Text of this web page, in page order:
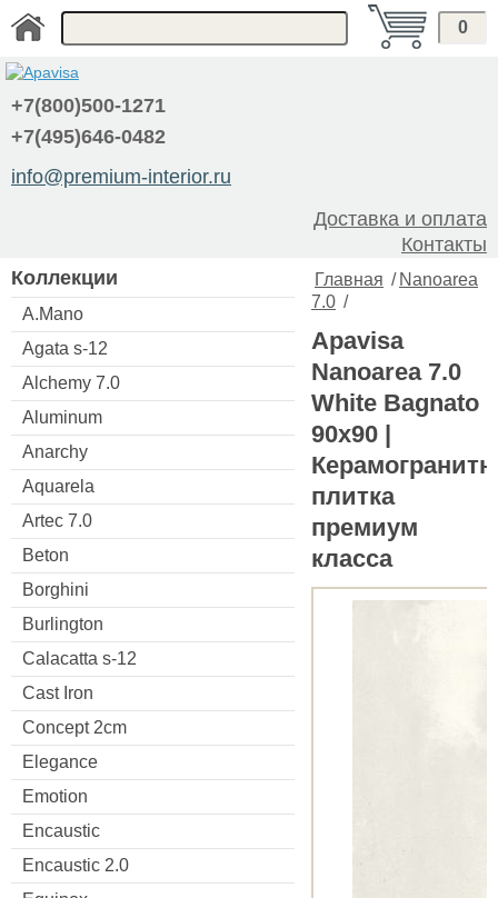
0
+7(800)500-1271
+7(495)646-0482
info@premium-interior.ru
Доставка и оплата
Контакты
Коллекции
A.Mano
Agata s-12
Alchemy 7.0
Aluminum
Anarchy
Aquarela
Artec 7.0
Beton
Borghini
Burlington
Calacatta s-12
Cast Iron
Concept 2cm
Elegance
Emotion
Encaustic
Encaustic 2.0
Главная / Nanoarea
7.0 /
Apavisa
Nanoarea 7.0
White Bagnato
90x90 |
плитка
премиум
класса